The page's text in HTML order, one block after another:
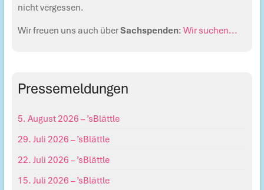
nicht vergessen.
Wir freuen uns auch überSachspenden:Wir suchen...
Pressemeldungen
5. August 2026 – ’sBlättle
29. Juli 2026 – ’sBlättle
22. Juli 2026 – ’sBlättle
15. Juli 2026 – ’sBlättle